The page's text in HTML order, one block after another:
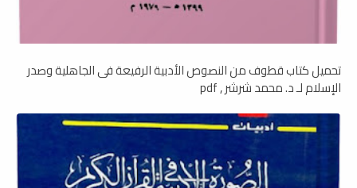
تحميل كتاب قطوف من النصوص الأدبية الرفيعة فى الجاهلية وصدر
الإسلام لـ د. محمد شرشر , pdf